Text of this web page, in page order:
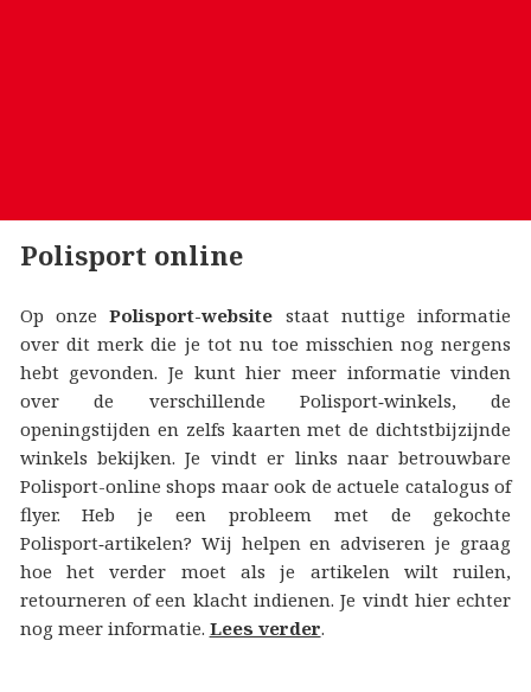
Polisport online
Op onzePolisport-website staat nuttige informatie
over dit merk die je tot nu toe misschien nog nergens
hebt gevonden. Je kunt hier meer informatie vinden
over de verschillende Polisport‑winkels, de
openingstijden en zelfs kaarten met de dichtstbijzijnde
winkels bekijken. Je vindt er links naar betrouwbare
Polisport-online shops maar ook de actuele catalogus of
flyer. Heb je een probleem met de gekochte
Polisport‑artikelen? Wij helpen en adviseren je graag
hoe het verder moet als je artikelen wilt ruilen,
retourneren of een klacht indienen. Je vindt hier echter
nog meer informatie. Lees verder.